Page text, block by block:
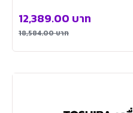
18,584.00บาท
12,389.00 บาท